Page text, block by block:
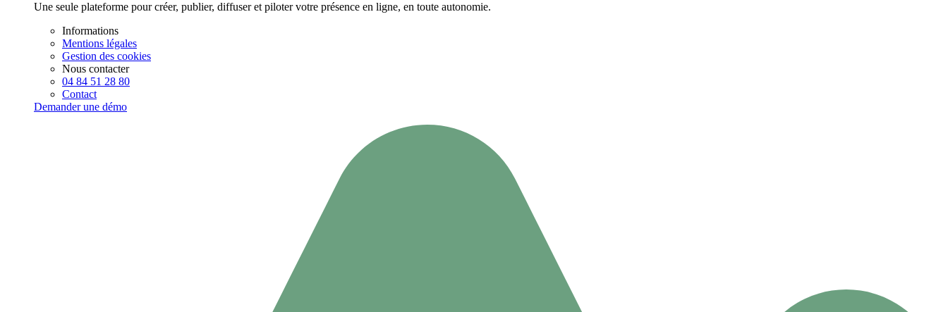
Une seule plateforme pour créer, publier, diffuser et piloter votre présence en ligne, en toute autonomie.
Informations
Mentions légales
Gestion des cookies
Nous contacter
04 84 51 28 80
Contact
Demander une démo